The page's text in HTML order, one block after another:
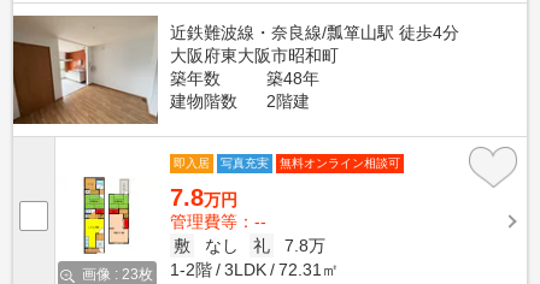
近鉄難波線・奈良線/瓢箪山駅 徒歩4分
大阪府東大阪市昭和町
築年数
築48年
建物階数
2階建
画像 : 23枚
即入居 写真充実 無料オンライン相談可
7.8万円
管理費等：--
敷
なし 礼
7.8万
1-2階
3LDK 72.31㎡